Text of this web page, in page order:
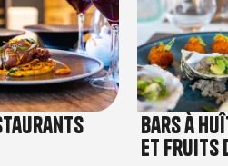
Bars à
et fruits